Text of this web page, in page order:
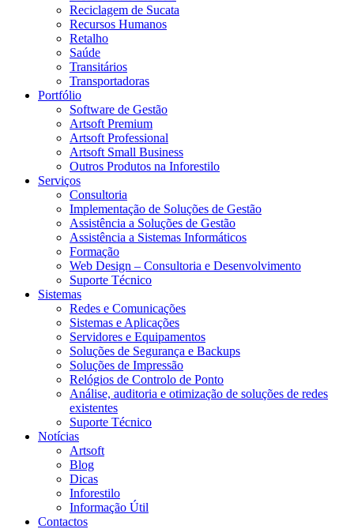
Reciclagem de Sucata
Recursos Humanos
Retalho
Saúde
Transitários
Transportadoras
Portfólio
Software de Gestão
Artsoft Premium
Artsoft Professional
Artsoft Small Business
Outros Produtos na Inforestilo
Serviços
Consultoria
Implementação de Soluções de Gestão
Assistência a Soluções de Gestão
Assistência a Sistemas Informáticos
Formação
Web Design – Consultoria e Desenvolvimento
Suporte Técnico
Sistemas
Redes e Comunicações
Sistemas e Aplicações
Servidores e Equipamentos
Soluções de Segurança e Backups
Soluções de Impressão
Relógios de Controlo de Ponto
Análise, auditoria e otimização de soluções de redes
existentes
Suporte Técnico
Notícias
Artsoft
Blog
Dicas
Inforestilo
Informação Útil
Contactos